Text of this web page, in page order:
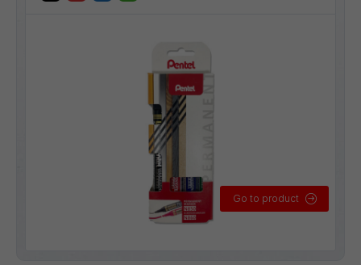
Go to product